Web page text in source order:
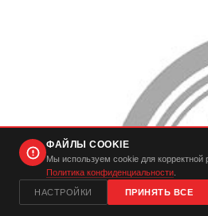
ФАЙЛЫ COOKIE
Мы используем cookie для корректной
Политика конфиденциальности
НАСТРОЙКИ ПРИНЯТЬ ВСЕ